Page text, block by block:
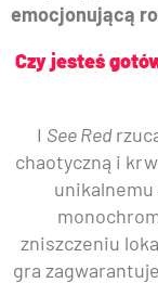
emocjonującą
Czy jesteś
I See Red
chaotyczną i
zniszczeniu
gra